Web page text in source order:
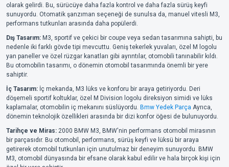
olarak gelirdi. Bu, sürücüye daha fazla kontrol ve daha fazla sürüş keyfi
sunuyordu. Otomatik şanzıman seçeneği de sunulsa da, manuel vitesli M3,
performans tutkunları arasında daha popülerdi.
Dış Tasarım: M3, sportif ve çekici bir coupe veya sedan tasarımına sahipti, bu
nedenle iki farklı gövde tipi mevcuttu. Geniş tekerlek yuvaları, özel M logolu
yan paneller ve özel rüzgar kanatları gibi ayrıntılar, otomobili tanınabilir kıldı.
Bu otomobilin tasarımı, o dönemin otomobil tasarımında önemli bir yere
sahiptir.
İç Tasarım: İç mekanda, M3 lüks ve konforu bir araya getiriyordu. Deri
döşemeli sportif koltuklar, özel M Division logolu direksiyon simidi ve lüks
kaplamalar, otomobilin iç mekanını süslüyordu. Bmw Yedek Parça Ayrıca,
dönemin teknolojik özellikleri arasında bir dizi konfor öğesi de bulunuyordu.
Tarihçe ve Miras: 2000 BMW M3, BMW'nin performans otomobil mirasının
bir parçasıdır. Bu otomobil, performans, sürüş keyfi ve lüksü bir araya
getirerek otomobil tutkunları için unutulmaz bir deneyim sunuyordu. BMW
M3, otomobil dünyasında bir efsane olarak kabul edilir ve hala birçok kişi için